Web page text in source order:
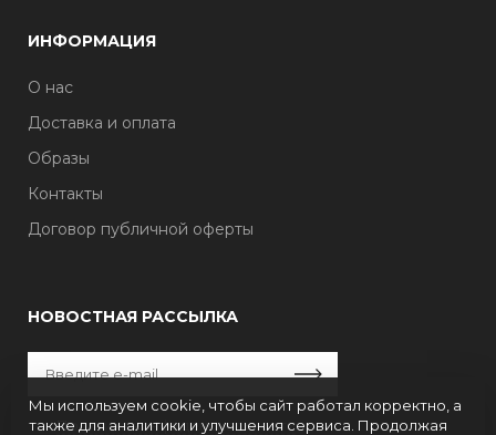
ИНФОРМАЦИЯ
О нас
Доставка и оплата
Образы
Контакты
Договор публичной оферты
НОВОСТНАЯ РАССЫЛКА
Политика конфиденциальности
Мы используем cookie, чтобы сайт работал корректно, а
также для аналитики и улучшения сервиса. Продолжая